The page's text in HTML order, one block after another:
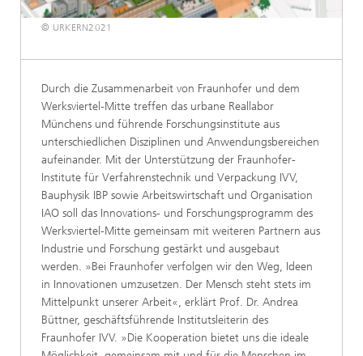
© URKERN2021
Durch die Zusammenarbeit von Fraunhofer und dem
Werksviertel-Mitte treffen das urbane Reallabor
Münchens und führende Forschungsinstitute aus
unterschiedlichen Disziplinen und Anwendungsbereichen
aufeinander. Mit der Unterstützung der Fraunhofer-
Institute für Verfahrenstechnik und Verpackung IVV,
Bauphysik IBP sowie Arbeitswirtschaft und Organisation
IAO soll das Innovations- und Forschungsprogramm des
Werksviertel-Mitte gemeinsam mit weiteren Partnern aus
Industrie und Forschung gestärkt und ausgebaut
werden. »Bei Fraunhofer verfolgen wir den Weg, Ideen
in Innovationen umzusetzen. Der Mensch steht stets im
Mittelpunkt unserer Arbeit«, erklärt Prof. Dr. Andrea
Büttner, geschäftsführende Institutsleiterin des
Fraunhofer IVV. »Die Kooperation bietet uns die ideale